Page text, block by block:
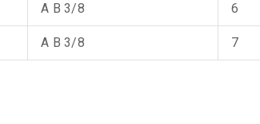
A B 3/8 6
A B 3/8 7